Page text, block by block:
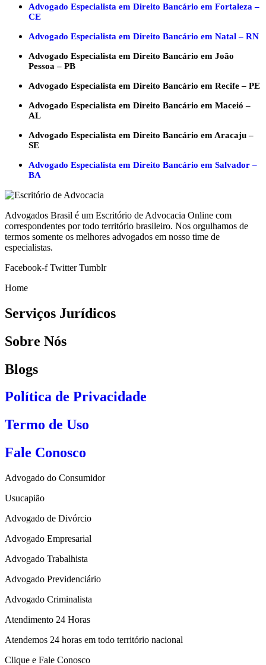
Advogado Especialista em Direito Bancário em Fortaleza –
CE
Advogado Especialista em Direito Bancário em Natal – RN
Advogado Especialista em Direito Bancário em João
Pessoa – PB
Advogado Especialista em Direito Bancário em Recife – PE
Advogado Especialista em Direito Bancário em Maceió –
AL
Advogado Especialista em Direito Bancário em Aracaju –
SE
Advogado Especialista em Direito Bancário em Salvador –
BA
Advogados Brasil é um Escritório de Advocacia Online com
correspondentes por todo território brasileiro. Nos orgulhamos de
termos somente os melhores advogados em nosso time de
especialistas.
Facebook-f Twitter Tumblr
Home
Serviços Jurídicos
Sobre Nós
Blogs
Política de Privacidade
Termo de Uso
Fale Conosco
Advogado do Consumidor
Usucapião
Advogado de Divórcio
Advogado Empresarial
Advogado Trabalhista
Advogado Previdenciário
Advogado Criminalista
Atendimento 24 Horas
Atendemos 24 horas em todo território nacional
Clique e Fale Conosco